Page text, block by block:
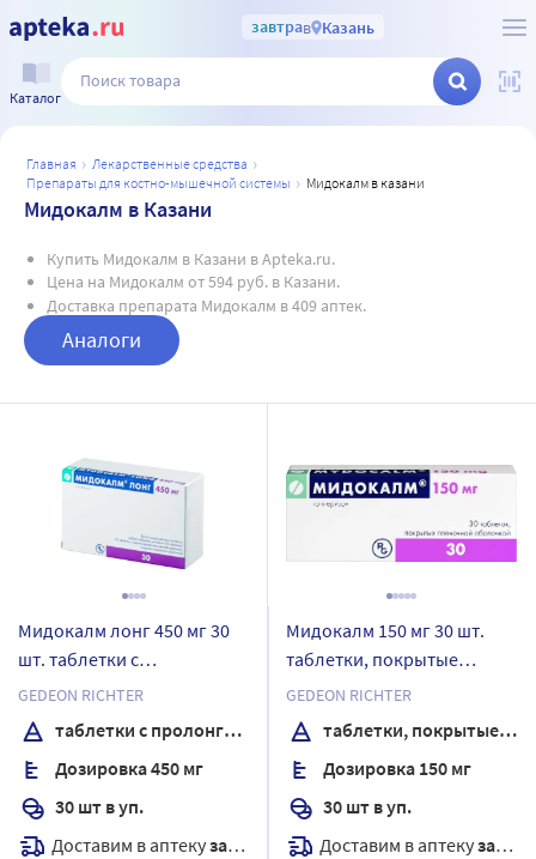
завтрав Казань
Каталог
главная
лекарственные средства
препараты для костно-мышечной системы
мидокалм в казани
Мидокалм в Казани
Купить Мидокалм в Казани в Apteka.ru.
Цена на Мидокалм от 594 руб. в Казани.
Доставка препарата Мидокалм в 409 аптек.
Аналоги
Мидокалм лонг 450 мг 30
шт. таблетки с
пролонгированным
высвобождением,
покрытые пленочной
оболочкой
GEDEON RICHTER
таблетки с пролонгированным высвобождением, покрытые пленочной оболочкой
Дозировка 450 мг
30 шт в уп.
Доставим в аптекузавтра
Мидокалм 150 мг 30 шт.
таблетки, покрытые
пленочной оболочкой
GEDEON RICHTER
таблетки, покрытые пленочной оболочкой
Дозировка 150 мг
30 шт в уп.
Доставим в аптекузавтра